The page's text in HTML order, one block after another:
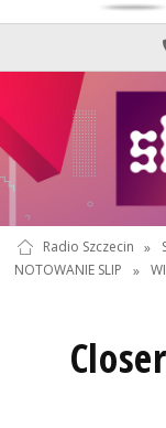
Radio Szczecin »
NOTOWANIE SLIP
»